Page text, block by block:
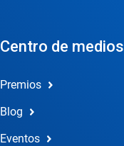
Centro de medios
Premios
Blog
Eventos